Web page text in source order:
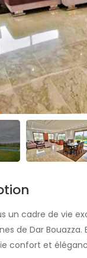
un cadre de vie
de Dar
confort et